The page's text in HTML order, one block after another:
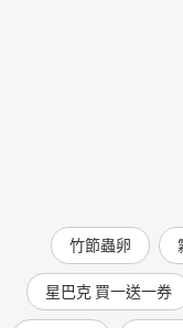
竹節蟲卵
星巴克 買一送一券